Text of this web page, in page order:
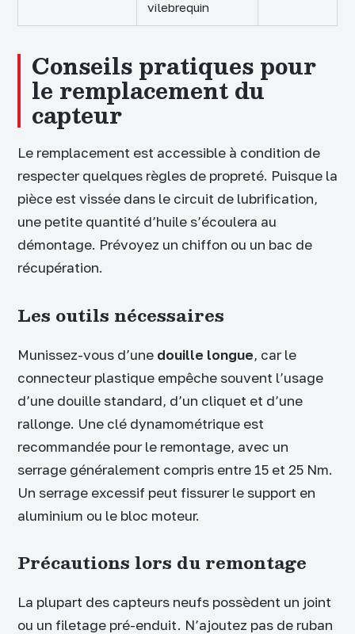
vilebrequin
Conseils pratiques pour
le remplacement du
capteur
Le remplacement est accessible à condition de
respecter quelques règles de propreté. Puisque la
pièce est vissée dans le circuit de lubrification,
une petite quantité d’huile s’écoulera au
démontage. Prévoyez un chiffon ou un bac de
récupération.
Les outils nécessaires
Munissez-vous d’une douille longue, car le
connecteur plastique empêche souvent l’usage
d’une douille standard, d’un cliquet et d’une
rallonge. Une clé dynamométrique est
recommandée pour le remontage, avec un
serrage généralement compris entre 15 et 25 Nm.
Un serrage excessif peut fissurer le support en
aluminium ou le bloc moteur.
Précautions lors du remontage
La plupart des capteurs neufs possèdent un joint
ou un filetage pré-enduit. N’ajoutez pas de ruban